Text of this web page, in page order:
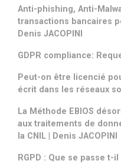
Anti-phishing, Anti-
transactions bancaires
Denis JACOPINI
GDPR compliance:
Peut-on être licencié
écrit dans les réseaux
La Méthode EBIOS
aux traitements de
la CNIL | Denis JACOPINI
RGPD : Que se passe t-